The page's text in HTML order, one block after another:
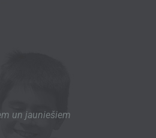
un jauniešiem